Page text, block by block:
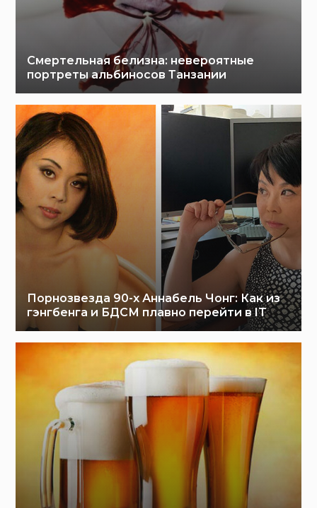
Смертельная белизна: невероятные
портреты альбиносов Танзании
Порнозвезда 90-х Аннабель Чонг: Как из
гэнгбенга и БДСМ плавно перейти в IT